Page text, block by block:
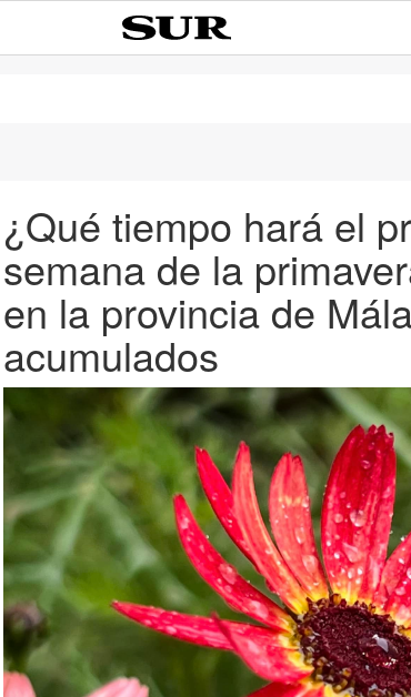
¿Qué tiempo hará el
semana de la
en la provincia de
acumulados